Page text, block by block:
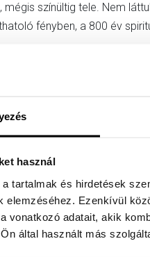
használ
a tartalmak és hirdetések
elemzéséhez. Ezenkívül
vonatkozó adatait, akik
által használt más
színültig tele. Nem
fényben, a 800 év
a hétköznapi látogatóktól
nyugati végében is
Kilián atya tervei
egy jóval régebbi
a szentélyorgona. De itt
– ahogy azt Zsolt egy
Ahogy azt Konrád atyától
lőréseivel megvédte